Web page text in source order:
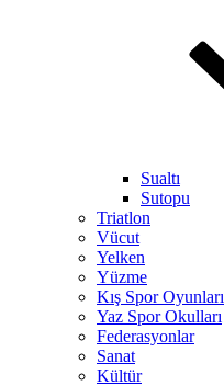
Sualtı
Sutopu
Triatlon
Vücut
Yelken
Yüzme
Kış Spor Oyunları
Yaz Spor Okulları
Federasyonlar
Sanat
Kültür